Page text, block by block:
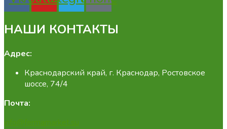
НАШИ КОНТАКТЫ
Адрес:
Краснодарский край, г. Краснодар, Ростовское
шоссе, 74/4
Почта:
info@fermamarket.su